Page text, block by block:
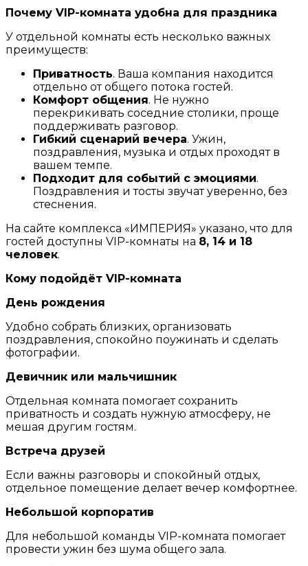
Почему VIP-комната удобна для праздника
У отдельной комнаты есть несколько важных
преимуществ:
Приватность. Ваша компания находится
отдельно от общего потока гостей.
Комфорт общения. Не нужно
перекрикивать соседние столики, проще
поддерживать разговор.
Гибкий сценарий вечера. Ужин,
поздравления, музыка и отдых проходят в
вашем темпе.
Подходит для событий с эмоциями.
Поздравления и тосты звучат уверенно, без
стеснения.
На сайте комплекса «ИМПЕРИЯ» указано, что для
гостей доступны VIP-комнаты на 8, 14 и 18
человек.
Кому подойдёт VIP-комната
День рождения
Удобно собрать близких, организовать
поздравления, спокойно поужинать и сделать
фотографии.
Девичник или мальчишник
Отдельная комната помогает сохранить
приватность и создать нужную атмосферу, не
мешая другим гостям.
Встреча друзей
Если важны разговоры и спокойный отдых,
отдельное помещение делает вечер комфортнее.
Небольшой корпоратив
Для небольшой команды VIP-комната помогает
провести ужин без шума общего зала.